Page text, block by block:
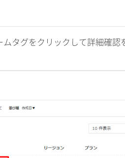
タグをクリックして詳細確認